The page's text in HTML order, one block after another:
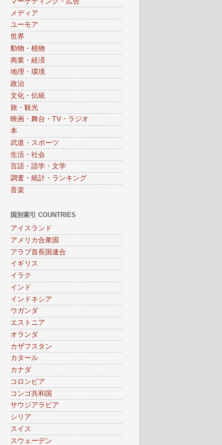
メディア
ユーモア
世界
動物・植物
商業・経済
地理・環境
政治
文化・伝統
旅・観光
映画・舞台・TV・ラジオ
本
武道・スポーツ
生活・社会
言語・語学・文学
調査・統計・ランキング
音楽
国別索引 COUNTRIES
アイスランド
アメリカ合衆国
アラブ首長国連合
イギリス
イラク
インド
インドネシア
ウガンダ
エストニア
オランダ
カザフスタン
カタール
カナダ
コロンビア
コンゴ共和国
サウジアラビア
シリア
スイス
スウェーデン